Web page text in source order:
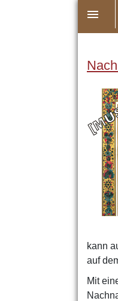
kann
auf
Mit